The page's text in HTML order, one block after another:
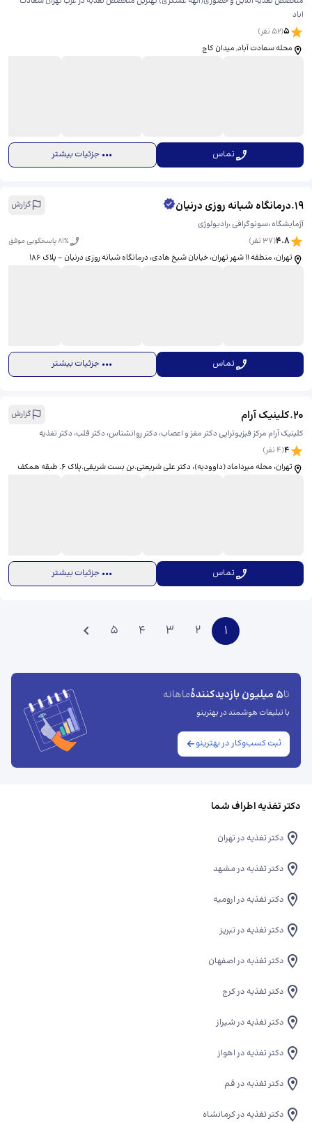
اباد
5
(
52 نفر)
محله سعادت آباد, میدان کاج
تماس جزئیات بیشتر
19
.درمانگاه شبانه روزی درنیان
گزارش
آژمایشگاه ،سونوگرافی ،رادیولوژی
4.8
(
37نفر) 81% پاسخگویی موفق
تهران، منطقه ۱۱ شهر تهران، خیابان شیخ هادی، ​درمانگاه شبانه روزی درنیان - پلاک 186
تماس جزئیات بیشتر
20
.کلینیک آرام
گزارش
کلینیک آرام مرکز فیزیوتراپی دکتر مغز و اعصاب، دکتر روانشناس، دکتر قلب، دکتر تغذیه
4
(
4نفر)
تهران، محله میرداماد (داووديه)، دکتر علی شریعتی.بن بست شریفی.پلاک 6. طبقه همکف
تماس جزئیات بیشتر
1
2
3
4
5
تا5 میلیون بازدیدکنندهٔ ماهانه
با تبلیغات هوشمند در بهترینو
ثبت کسب‌وکار در بهترینو
دکتر تغذیه اطراف شما
دکتر تغذیه در تهران
دکتر تغذیه در مشهد
دکتر تغذیه در ارومیه
دکتر تغذیه در تبریز
دکتر تغذیه در اصفهان
دکتر تغذیه در کرج
دکتر تغذیه در شیراز
دکتر تغذیه در اهواز
دکتر تغذیه در قم
دکتر تغذیه در کرمانشاه